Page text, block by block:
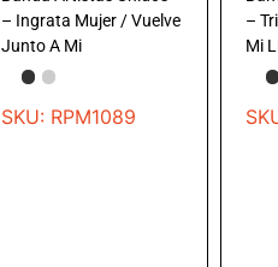
– Ingrata Mujer / Vuelve
Junto A Mi
SKU: RPM1089
–
Mi